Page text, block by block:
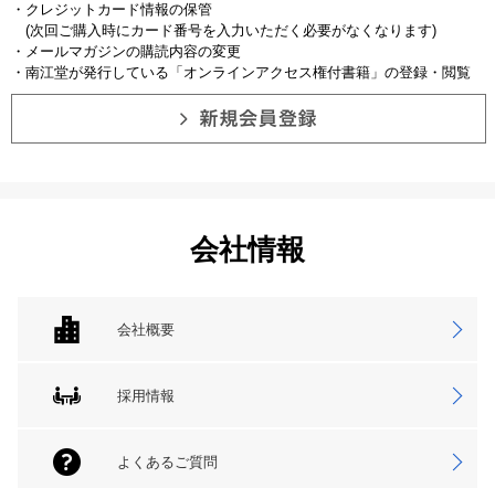
・クレジットカード情報の保管
(次回ご購入時にカード番号を入力いただく必要がなくなります)
・メールマガジンの購読内容の変更
・南江堂が発行している「オンラインアクセス権付書籍」の登録・閲覧
会社情報
会社概要
採用情報
よくあるご質問